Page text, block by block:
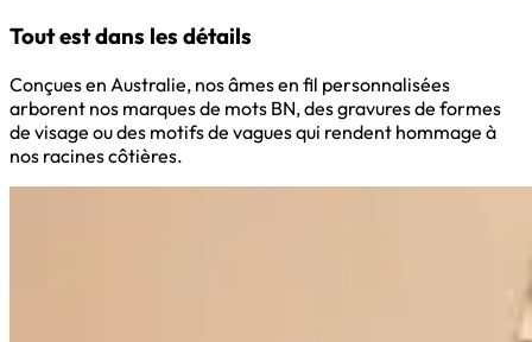
Tout est dans les détails
Conçues en Australie, nos âmes en fil personnalisées
arborent nos marques de mots BN, des gravures de formes
de visage ou des motifs de vagues qui rendent hommage à
nos racines côtières.